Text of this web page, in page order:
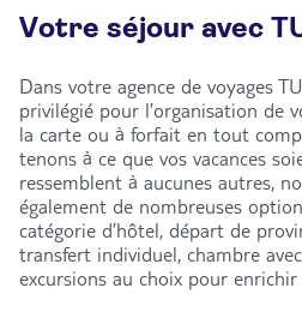
Votre séjour avec
Dans votre agence de voyages
privilégié pour l’organisation de
la carte ou à forfait en tout
tenons à ce que vos vacances
ressemblent à aucunes autres,
également de nombreuses
catégorie d’hôtel, départ de
transfert individuel, chambre
excursions au choix pour